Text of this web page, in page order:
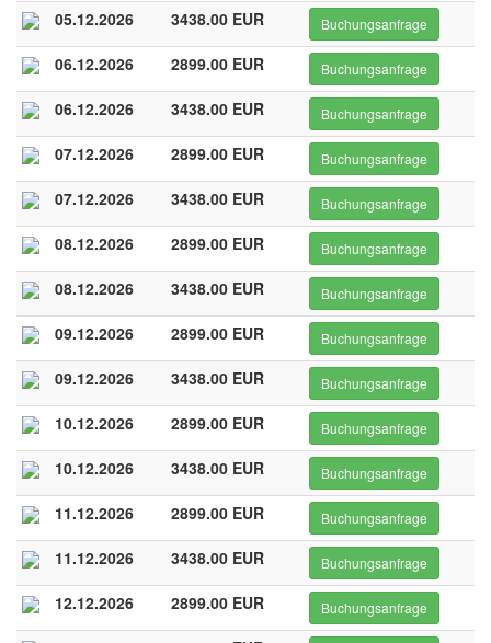
05.12.2026 3438.00 EUR Buchungsanfrage
06.12.2026 2899.00 EUR Buchungsanfrage
06.12.2026 3438.00 EUR Buchungsanfrage
07.12.2026 2899.00 EUR Buchungsanfrage
07.12.2026 3438.00 EUR Buchungsanfrage
08.12.2026 2899.00 EUR Buchungsanfrage
08.12.2026 3438.00 EUR Buchungsanfrage
09.12.2026 2899.00 EUR Buchungsanfrage
09.12.2026 3438.00 EUR Buchungsanfrage
10.12.2026 2899.00 EUR Buchungsanfrage
10.12.2026 3438.00 EUR Buchungsanfrage
11.12.2026 2899.00 EUR Buchungsanfrage
11.12.2026 3438.00 EUR Buchungsanfrage
12.12.2026 2899.00 EUR Buchungsanfrage